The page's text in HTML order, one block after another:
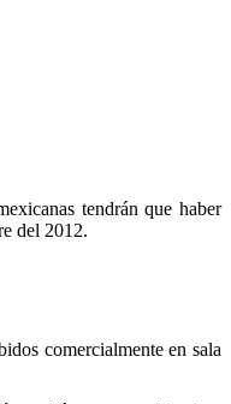
tendrán que haber
del 2012.
comercialmente en sala